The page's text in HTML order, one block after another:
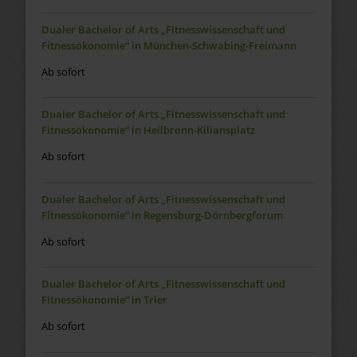
Dualer Bachelor of Arts „Fitnesswissenschaft und
Fitnessökonomie“ in München-Schwabing-Freimann
Ab sofort
Dualer Bachelor of Arts „Fitnesswissenschaft und
Fitnessökonomie“ in Heilbronn-Kiliansplatz
Ab sofort
Dualer Bachelor of Arts „Fitnesswissenschaft und
Fitnessökonomie“ in Regensburg-Dörnbergforum
Ab sofort
Dualer Bachelor of Arts „Fitnesswissenschaft und
Fitnessökonomie“ in Trier
Ab sofort